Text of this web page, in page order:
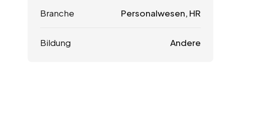
Branche Personalwesen, HR
Bildung Andere